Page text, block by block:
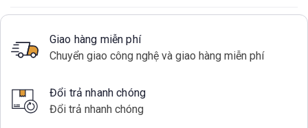
Giao hàng miễn phí
Chuyển giao công nghệ và giao hàng miễn phí
Đổi trả nhanh chóng
Đổi trả nhanh chóng